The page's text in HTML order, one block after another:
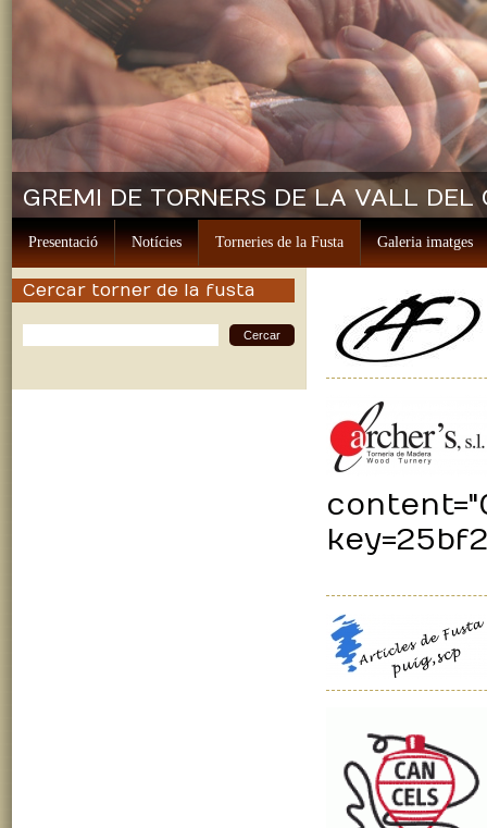
GREMI DE TORNERS DE LA VALL DEL
Presentació Notícies Torneries de la Fusta Galeria imatges
Cercar torner de la fusta